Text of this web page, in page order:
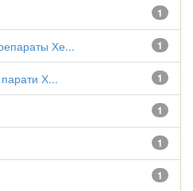
1
1
Хе...
1
Х...
1
1
1